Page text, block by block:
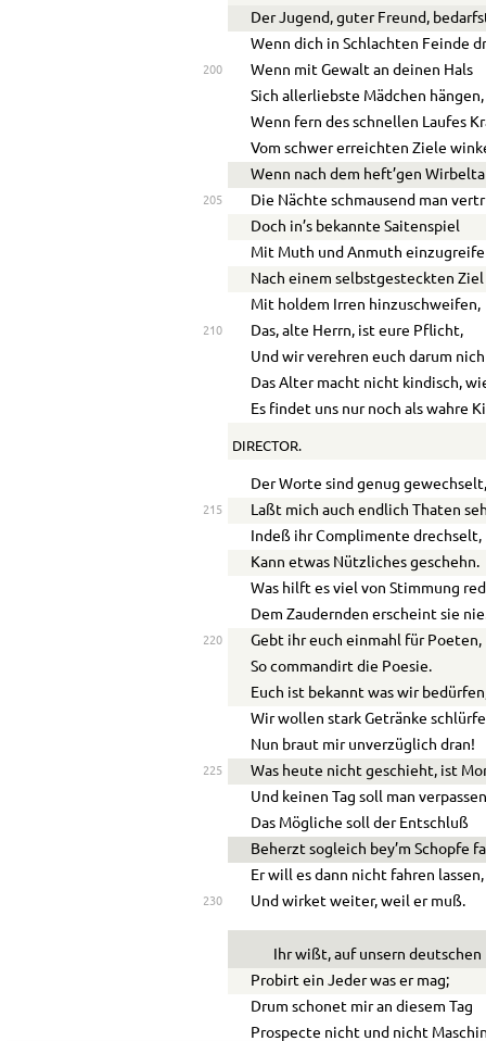
Der Jugend, guter Freund,
Wenn dich in Schlachten Feinde
200
Wenn mit Gewalt an deinen Hals
Sich allerliebste Mädchen hängen,
Wenn fern des schnellen Laufes
Vom schwer erreichten Ziele
Wenn nach dem heft’gen
205
Die Nächte schmausend man
Doch in’s bekannte Saitenspiel
Mit Muth und Anmuth
Nach einem selbstgesteckten Ziel
Mit holdem Irren hinzuschweifen,
210
Das, alte Herrn, ist eure Pflicht,
Und wir verehren euch darum
Das Alter macht nicht kindisch,
Es findet uns nur noch als wahre
DIRECTOR.
Der Worte sind genug
215
Laßt mich auch endlich Thaten
Indeß ihr Complimente drechselt,
Kann etwas Nützliches geschehn.
Was hilft es viel von Stimmung
Dem Zaudernden erscheint sie
220
Gebt ihr euch einmahl für Poeten,
So commandirt die Poesie.
Euch ist bekannt was wir
Wir wollen stark Getränke
Nun braut mir unverzüglich dran!
225
Was heute nicht geschieht, ist
Und keinen Tag soll man
Das Mögliche soll der Entschluß
Beherzt sogleich bey’m Schopfe
Er will es dann nicht fahren lassen,
230 Und wirket weiter, weil er muß.
Ihr wißt, auf unsern deutschen
Probirt ein Jeder was er mag;
Drum schonet mir an diesem Tag
Prospecte nicht und nicht